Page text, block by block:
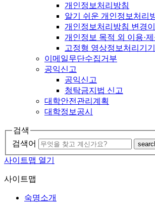
개인정보처리방침
알기 쉬운 개인정보처리
개인정보처리방침 변경
개인정보 목적 외 이용·
고정형 영상정보처리기
이메일무단수집거부
공익신고
공익신고
청탁금지법 신고
대학안전관리계획
대학정보공시
검색
검색어
사이트맵 열기
사이트맵
숙명소개